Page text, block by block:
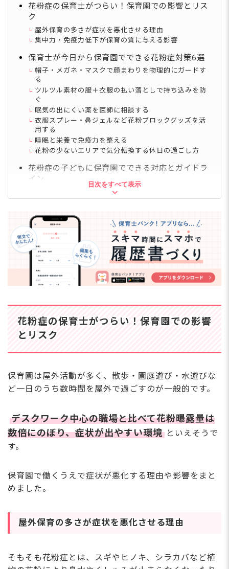
花粉症の保育士がつらい！保育園での影響とリス
ク
屋外保育の多さが症状を悪化させる理由
集中力・免疫力低下が保育の質に与える影響
保育士が今日から保育園でできる花粉症対策6選
帽子・メガネ・マスクで顔まわりを物理的にガードす
る
ツルツル素材の服＋衣服の払い落としで持ち込みを防
ぐ
眠気の出にくい薬を医師に相談する
衣服スプレー・鼻ジェルなど花粉ブロックグッズを活
用する
睡眠と栄養で免疫力を整える
花粉の少ないエリアで気分転換する休日の過ごし方
花粉症の子どもに保育園でできる対応とガイドラ
イン
風邪との見分け方と保護者への共有ポイント
「毎年つらい」が続く保育士へ「働く場所を見直
す選択肢」
立地・園環境で花粉曝露量はどれだけ変わる？
花粉症に悩む保育士さんからのよくある質問
Q.保育士の花粉症対策で、特に効果的なものは？
Q.花粉症で保育園を休むのはアリ？休みづらい時はど
Q.マスクや帽子の着用を、子ども相手にしていても大
Q.花粉症の子どもには、保育士としてどう対応すべ
き？
Q.在職中でも、職場にバレずに相談できる？
Q.登録後、しつこく連絡が来ない？
保育士や子どもにとってつらい花粉症！和らげる
目次をすべて表示
花粉症の保育士がつらい！保育園での影響
とリスク
保育園は屋外活動が多く、散歩・園庭遊び・水遊びな
ど一日のうち数時間を屋外で過ごすのが一般的です。
デスクワーク中心の職場と比べて花粉曝露量は
数倍にのぼり、症状が出やすい環境 といえそうで
す。
保育園で働くうえで症状が悪化する理由や影響をまと
めました。
屋外保育の多さが症状を悪化させる理由
そもそも花粉症とは、スギやヒノキ、シラカバなど植